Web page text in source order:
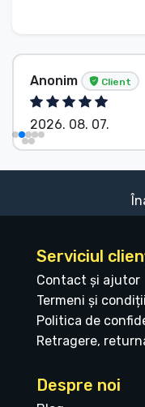
Anonim Client
2026. 08. 07.
Serviciul
Contact și ajutor
Termeni și
Politica de
Retragere,
Despre noi